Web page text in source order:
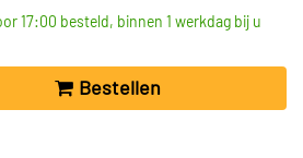
17:00 besteld, binnen 1 werkdag bij u
Bestellen